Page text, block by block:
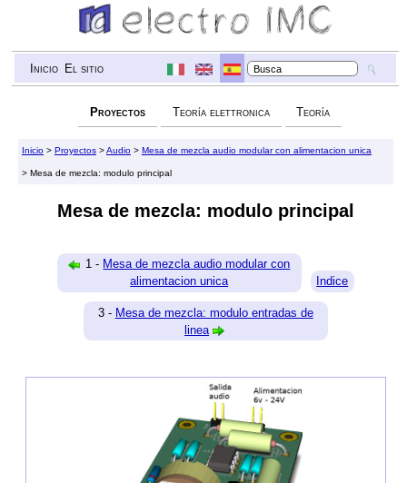
Inicio El sitio
Proyectos Teoría elettronica Teoría
Inicio > Proyectos >Audio > Mesa de mezcla audio modular con alimentacion unica
> Mesa de mezcla: modulo principal
Mesa de mezcla: modulo principal
1 - Mesa de mezcla audio modular con
alimentacion unica
Indice
3 - Mesa de mezcla: modulo entradas de
linea